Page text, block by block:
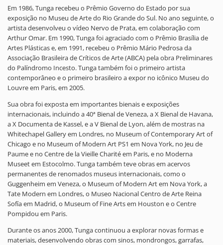
Em 1986, Tunga recebeu o Prêmio Governo do Estado por sua
exposição no Museu de Arte do Rio Grande do Sul. No ano seguinte, o
artista desenvolveu o vídeo Nervo de Prata, em colaboração com
Arthur Omar. Em 1990, Tunga foi agraciado com o Prêmio Brasília de
Artes Plásticas e, em 1991, recebeu o Prêmio Mário Pedrosa da
Associação Brasileira de Críticos de Arte (ABCA) pela obra Preliminares
do Palíndromo Incesto. Tunga também foi o primeiro artista
contemporâneo e o primeiro brasileiro a expor no icônico Museu do
Louvre em Paris, em 2005.
Sua obra foi exposta em importantes bienais e exposições
internacionais, incluindo a 40ª Bienal de Veneza, a X Bienal de Havana,
a X Documenta de Kassel, e a V Bienal de Lyon, além de mostras na
Whitechapel Gallery em Londres, no Museum of Contemporary Art of
Chicago e no Museum of Modern Art PS1 em Nova York, no Jeu de
Paume e no Centre de la Vieille Charité em Paris, e no Moderna
Museet em Estocolmo. Tunga também teve obras em acervos
permanentes de renomados museus internacionais, como o
Guggenheim em Veneza, o Museum of Modern Art em Nova York, a
Tate Modern em Londres, o Museo Nacional Centro de Arte Reina
Sofía em Madrid, o Museum of Fine Arts em Houston e o Centre
Pompidou em Paris.
Durante os anos 2000, Tunga continuou a explorar novas formas e
materiais, desenvolvendo obras com sinos, mondrongos, garrafas,